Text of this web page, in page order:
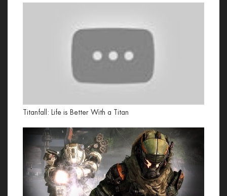
Titanfall: Life is Better With a Titan